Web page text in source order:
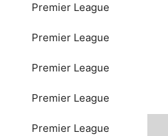
Premier League
Premier League
Premier League
Premier League
Premier League